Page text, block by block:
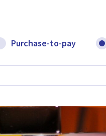
Purchase-to-pay